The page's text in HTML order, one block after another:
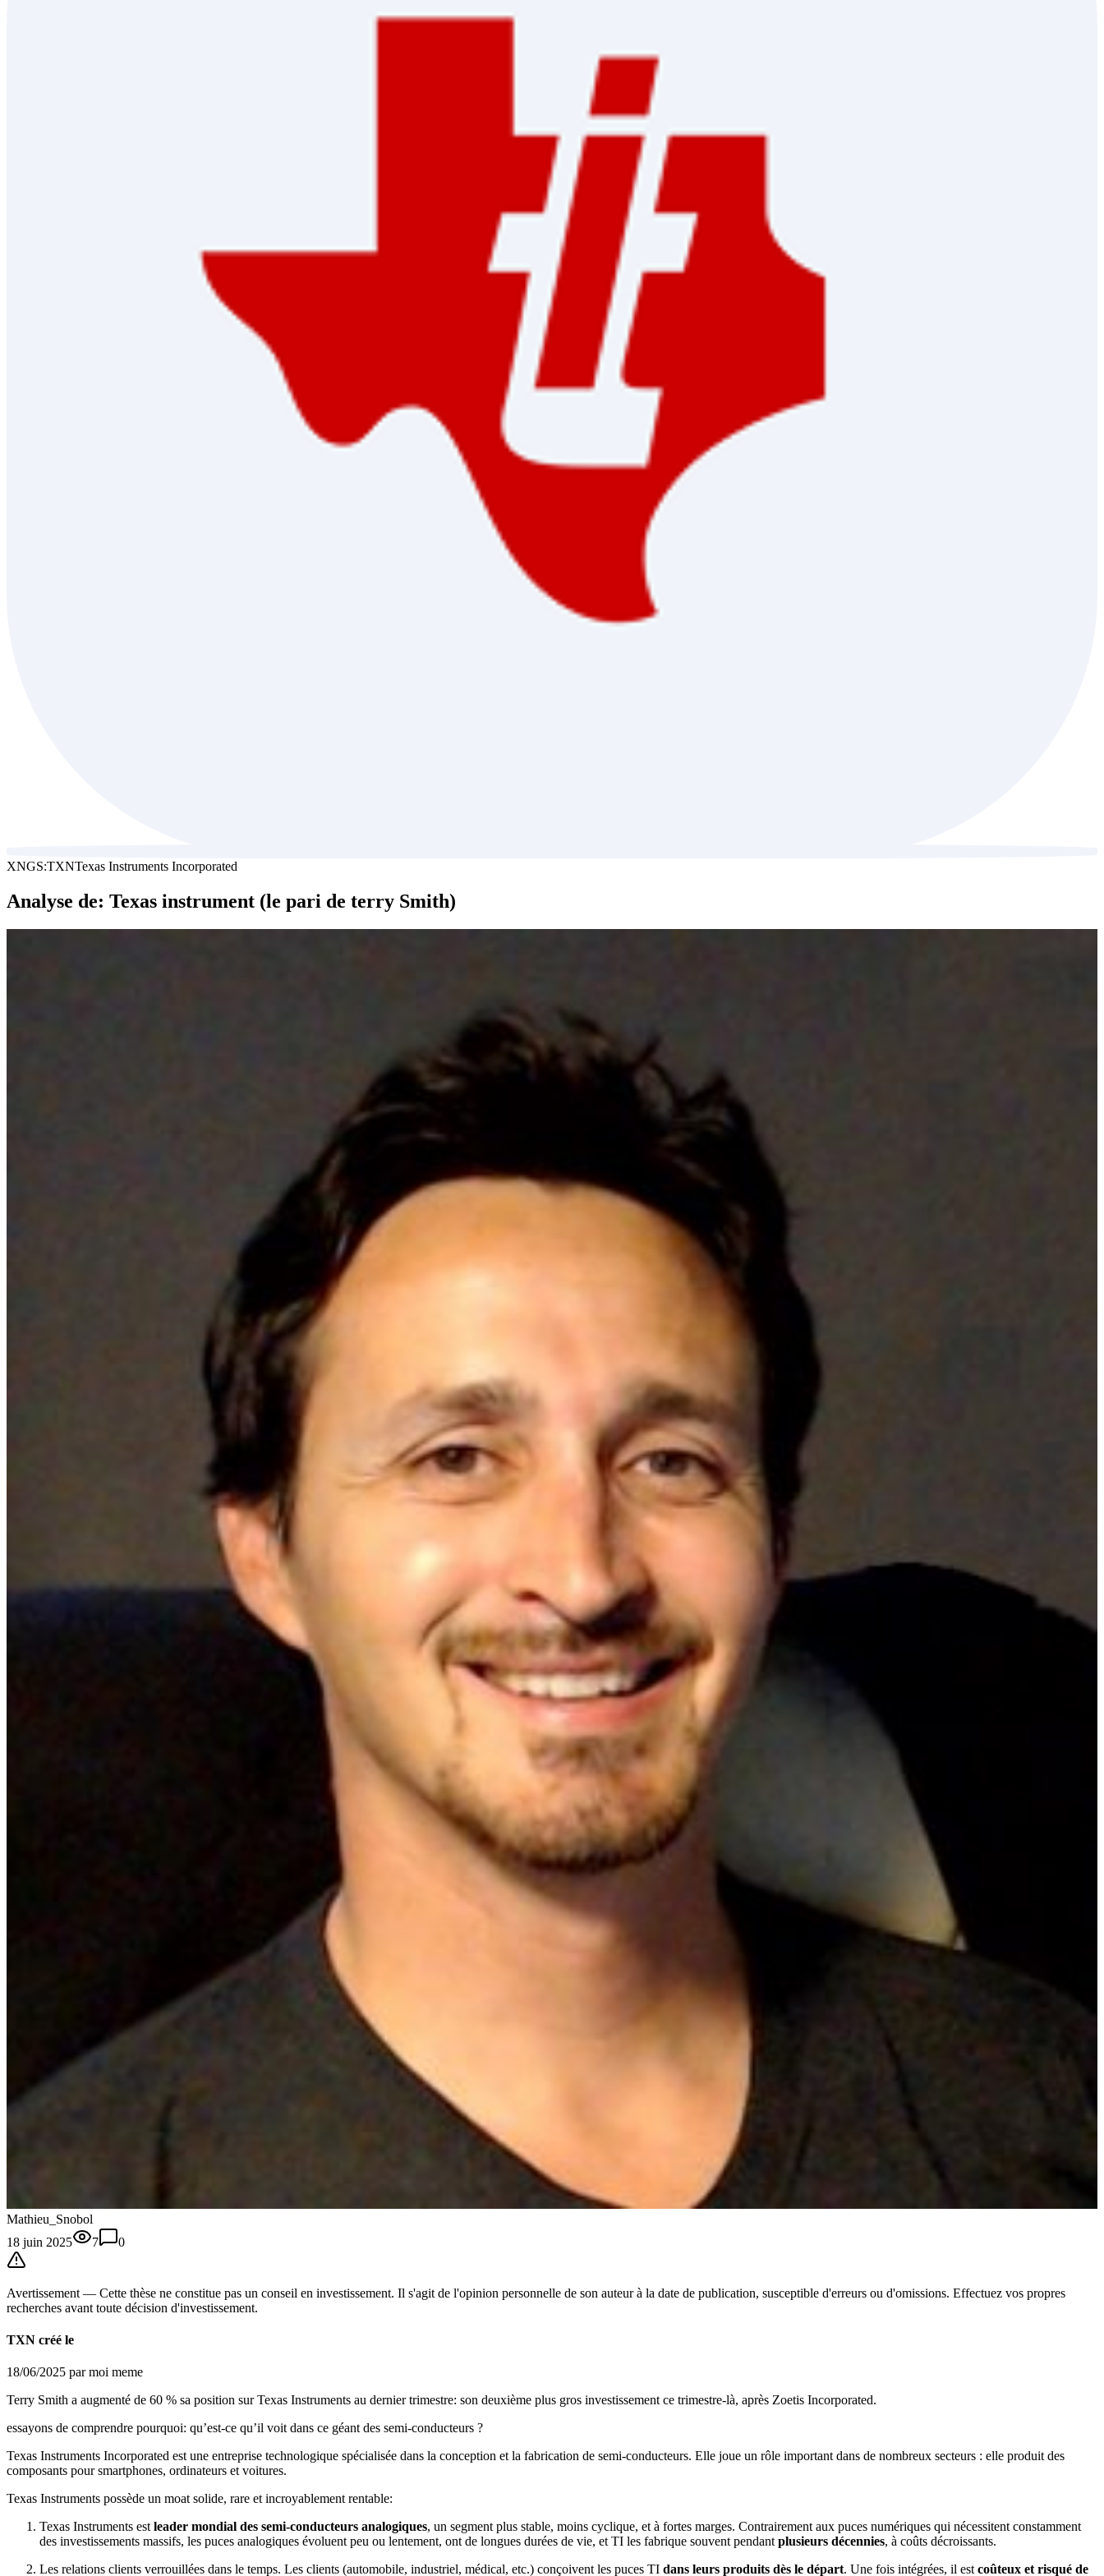
XNGS:TXNTexas Instruments Incorporated
Analyse de: Texas instrument (le pari de terry Smith)
Mathieu_Snobol
18 juin 2025
7 0
Avertissement — Cette thèse ne constitue pas un conseil en investissement. Il s'agit de l'opinion personnelle de son auteur à la date de publication, susceptible d'erreurs ou d'omissions. Effectuez vos propres
recherches avant toute décision d'investissement.
TXN créé le
18/06/2025 par moi meme
Terry Smith a augmenté de 60 % sa position sur Texas Instruments au dernier trimestre: son deuxième plus gros investissement ce trimestre-là, après Zoetis Incorporated.
essayons de comprendre pourquoi: qu’est-ce qu’il voit dans ce géant des semi-conducteurs ?
Texas Instruments Incorporated est une entreprise technologique spécialisée dans la conception et la fabrication de semi-conducteurs. Elle joue un rôle important dans de nombreux secteurs : elle produit des
composants pour smartphones, ordinateurs et voitures.
Texas Instruments possède un moat solide, rare et incroyablement rentable:
Texas Instruments est leader mondial des semi-conducteurs analogiques, un segment plus stable, moins cyclique, et à fortes marges. Contrairement aux puces numériques qui nécessitent constamment
des investissements massifs, les puces analogiques évoluent peu ou lentement, ont de longues durées de vie, et TI les fabrique souvent pendant plusieurs décennies, à coûts décroissants.
Les relations clients verrouillées dans le temps. Les clients (automobile, industriel, médical, etc.) conçoivent les puces TI dans leurs produits dès le départ. Une fois intégrées, il est coûteux et risqué de